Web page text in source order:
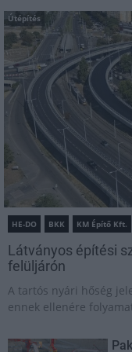
Útépítés
HE-DO BKK KM Építő Kft.
Látványos építési
felüljárón
A tartós nyári hőség
ennek ellenére